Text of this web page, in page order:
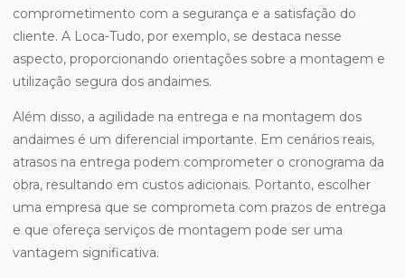
comprometimento com a segurança e a satisfação do
cliente. A Loca-Tudo, por exemplo, se destaca nesse
aspecto, proporcionando orientações sobre a montagem e
utilização segura dos andaimes.
Além disso, a agilidade na entrega e na montagem dos
andaimes é um diferencial importante. Em cenários reais,
atrasos na entrega podem comprometer o cronograma da
obra, resultando em custos adicionais. Portanto, escolher
uma empresa que se comprometa com prazos de entrega
e que ofereça serviços de montagem pode ser uma
vantagem significativa.